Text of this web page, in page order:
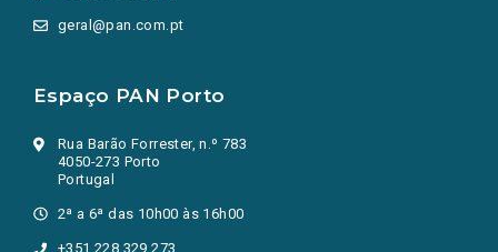
geral@pan.com.pt
Espaço PAN Porto
Rua Barão Forrester, n.º 783
4050-273 Porto
Portugal
2ª a 6ª das 10h00 às 16h00
+351 228 329 273